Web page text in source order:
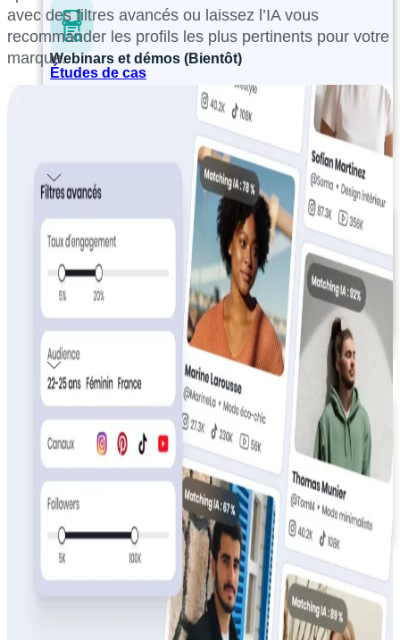
Webinars et démos (Bientôt)
Découvrez nos contenus vidéos et des cas d’usage de
Inscription Affilié
Connexion Affilié
X
Études de cas
Découvrez les problématiques, les solutions et les résultats
Webinars et démos (Bientôt)
Découvrez nos contenus vidéos et des cas d’usage de
l’affiliation et de l’influence.
Je suis Affilié
Inscription Affilié
Connexion Affilié
avec des filtres avancés ou laissez l’IA vous
recommander les profils les plus pertinents pour votre
marque.